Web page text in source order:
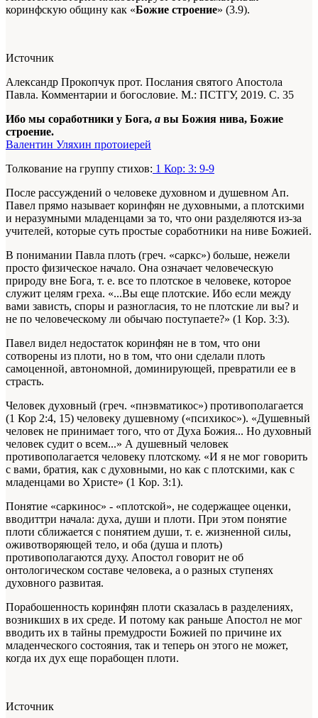
коринфскую общину как «Божие строение» (3.9).
Источник
Александр Прокопчук прот. Послания святого Апостола
Павла. Комментарии и богословие. М.: ПСТГУ, 2019. С. 35
Ибо мы соработники у Бога, а вы Божия нива, Божие
строение.
Валентин Уляхин протоиерей
Толкование на группу стихов: 1 Кор: 3: 9-9
После рассуждений о человеке духовном и душевном Ап.
Павел прямо называет коринфян не духовными, а плотскими
и неразумными младенцами за то, что они разделяются из-за
учителей, которые суть простые соработники на ниве Божией.
В понимании Павла плоть (греч. «саркс») больше, нежели
просто физическое начало. Она означает человеческую
природу вне Бога, т. е. все то плотское в человеке, которое
служит целям греха. «...Вы еще плотские. Ибо если между
вами зависть, споры и разногласия, то не плотские ли вы? и
не по человеческому ли обычаю поступаете?» (1 Кор. 3:3).
Павел видел недостаток коринфян не в том, что они
сотворены из плоти, но в том, что они сделали плоть
самоценной, автономной, доминирующей, превратили ее в
страсть.
Человек духовный (греч. «пнэвматикос») противополагается
(1 Кор 2:4, 15) человеку душевному («психикос»). «Душевный
человек не принимает того, что от Духа Божия... Но духовный
человек судит о всем...» А душевный человек
противополагается человеку плотскому. «И я не мог говорить
с вами, братия, как с духовными, но как с плотскими, как с
младенцами во Христе» (1 Кор. 3:1).
Понятие «саркинос» - «плотской», не содержащее оценки,
вводиттри начала: духа, души и плоти. При этом понятие
плоти сближается с понятием души, т. е. жизненной силы,
оживотворяющей тело, и оба (душа и плоть)
противополагаются духу. Апостол говорит не об
онтологическом составе человека, а о разных ступенях
духовного развитая.
Порабошенность коринфян плоти сказалась в разделениях,
возникших в их среде. И потому как раньше Апостол не мог
вводить их в тайны премудрости Божией по причине их
младенческого состояния, так и теперь он этого не может,
когда их дух еще порабощен плоти.
Источник